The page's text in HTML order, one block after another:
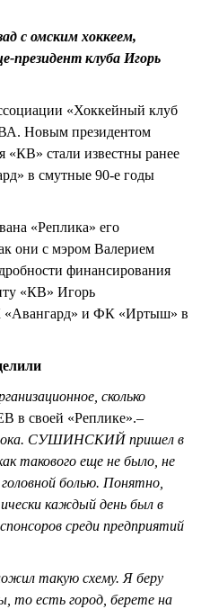
с омским хоккеем,
клуба Игорь
«Хоккейный клуб
Новым президентом
стали известны ранее
в смутные 90-е годы
«Реплика» его
они с мэром Валерием
финансирования
«КВ» Игорь
и ФК «Иртыш» в
сколько
своей «Реплике».–
СУШИНСКИЙ пришел в
такового еще не было, не
болью. Понятно,
каждый день был в
среди предприятий
такую схему. Я беру
то есть город, берете на